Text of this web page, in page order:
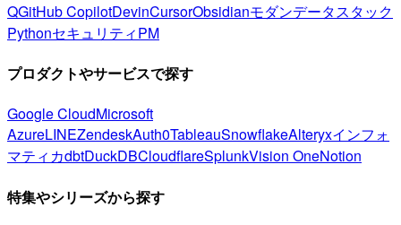
QGitHub CopilotDevinCursorObsidianモダンデータスタック
PythonセキュリティPM
プロダクトやサービスで探す
Google CloudMicrosoft
AzureLINEZendeskAuth0TableauSnowflakeAlteryxインフォ
マティカdbtDuckDBCloudflareSplunkVision OneNotion
特集やシリーズから探す